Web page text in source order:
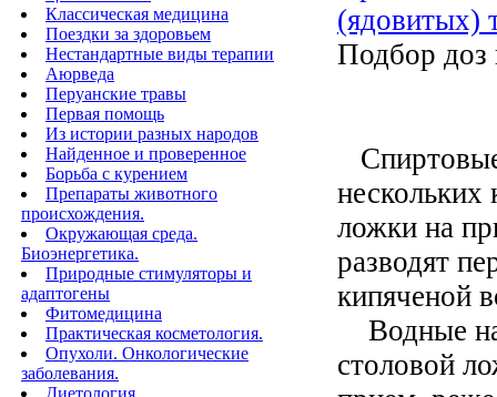
Классическая медицина
Поездки за здоровьем
Нестандартные виды терапии
Аюрведа
Перуанские травы
Первая помощь
Из истории разных народов
Найденное и проверенное
Борьба с курением
Препараты животного
происхождения.
Окружающая среда.
Биоэнергетика.
Природные стимуляторы и
адаптогены
Фитомедицина
Практическая косметология.
Опухоли. Онкологические
заболевания.
Диетология
(ядовитых)
Подбор доз
нескольких
ложки на
разводят
кипяченой
Водные
столовой